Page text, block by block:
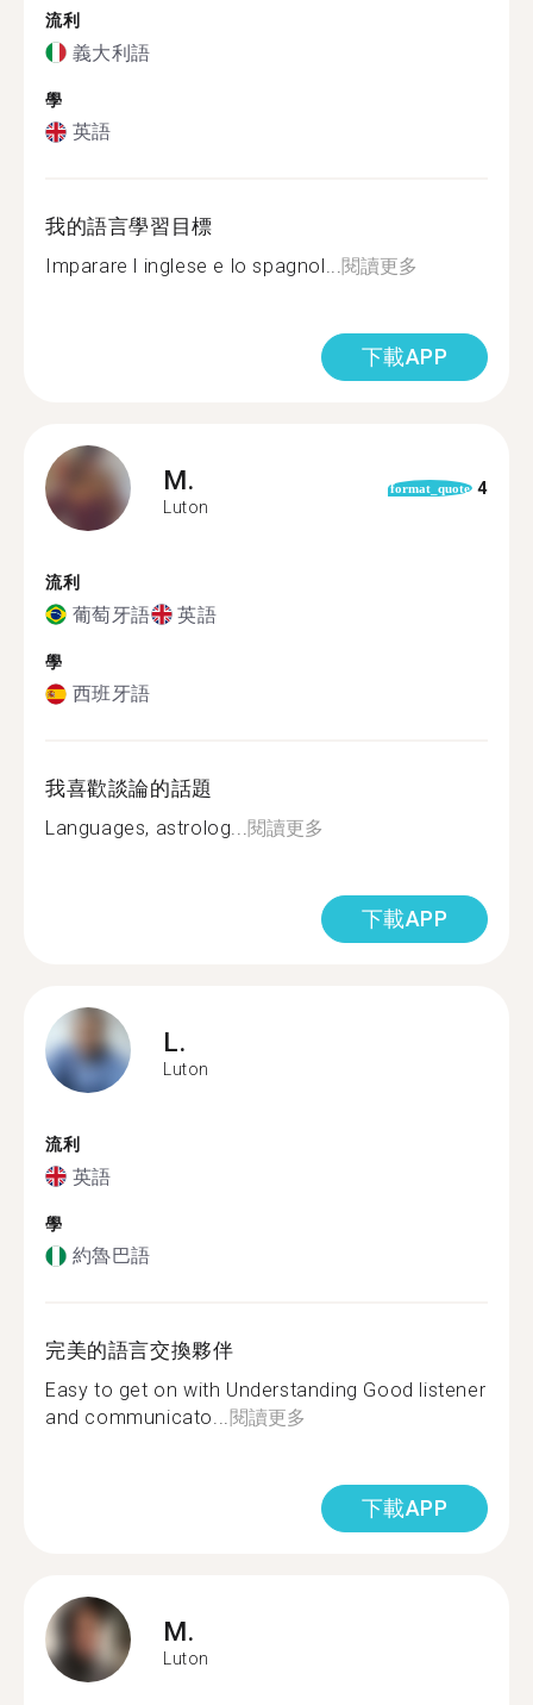
流利
義大利語
學
英語
我的語言學習目標
Imparare l inglese e lo spagnol...閱讀更多
下載APP
M.
Luton
format_quote 4
流利
葡萄牙語 英語
學
西班牙語
我喜歡談論的話題
Languages, astrolog...閱讀更多
下載APP
L.
Luton
流利
英語
學
約魯巴語
完美的語言交換夥伴
Easy to get on with Understanding Good listener
and communicato...閱讀更多
下載APP
M.
Luton